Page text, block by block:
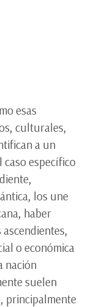
esas
culturales,
a un
específico
los une
haber
o económica
nación
suelen
principalmente